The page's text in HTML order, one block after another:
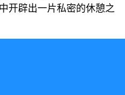
开辟出一片私密的休憩之